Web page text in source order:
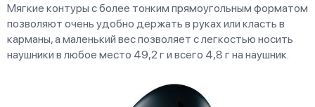
Мягкие контуры с более тонким прямоугольным форматом
позволяют очень удобно держать в руках или класть в
карманы, а маленький вес позволяет с легкостью носить
наушники в любое место 49,2 г и всего 4,8 г на наушник.